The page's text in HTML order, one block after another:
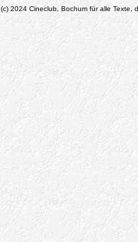
(c) 2024 Cineclub, Bochum für alle Texte,